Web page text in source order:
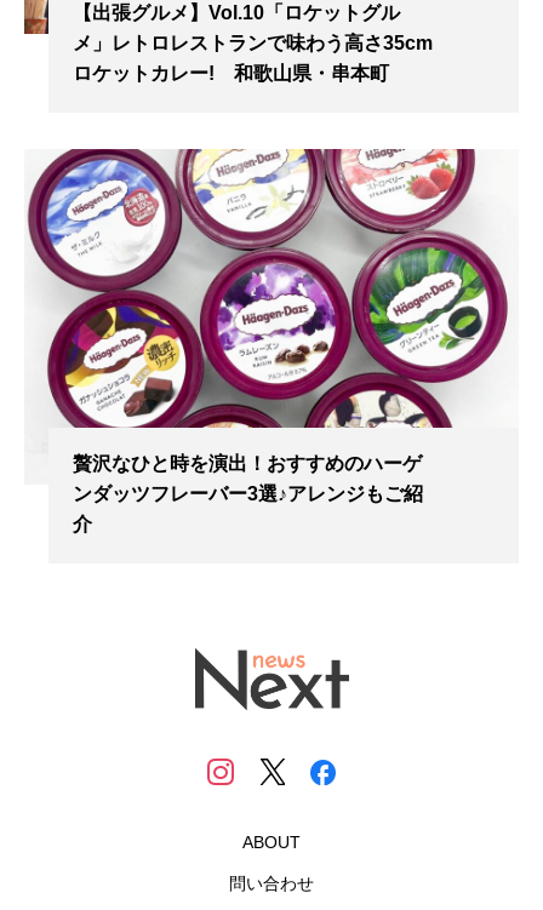
【出張グルメ】Vol.10「ロケットグル
メ」レトロレストランで味わう高さ35cm
ロケットカレー! 和歌山県・串本町
贅沢なひと時を演出！おすすめのハーゲ
ンダッツフレーバー3選♪アレンジもご紹
介
ABOUT
問い合わせ